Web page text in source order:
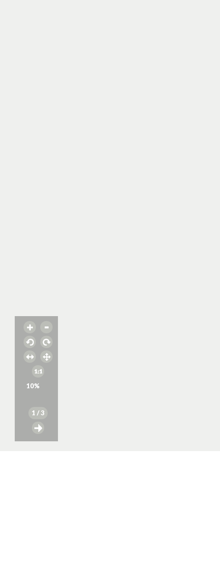
10%
1 / 3